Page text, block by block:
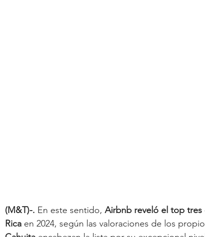
(M&T)-. En este sentido, Airbnb reveló el top tres
Rica en 2024, según las valoraciones de los